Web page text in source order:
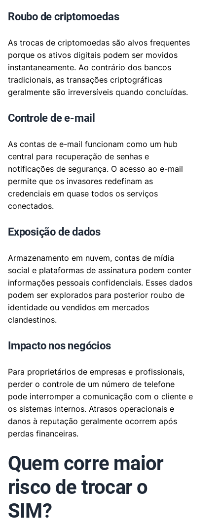
Roubo de criptomoedas
As trocas de criptomoedas são alvos frequentes
porque os ativos digitais podem ser movidos
instantaneamente. Ao contrário dos bancos
tradicionais, as transações criptográficas
geralmente são irreversíveis quando concluídas.
Controle de e-mail
As contas de e-mail funcionam como um hub
central para recuperação de senhas e
notificações de segurança. O acesso ao e-mail
permite que os invasores redefinam as
credenciais em quase todos os serviços
conectados.
Exposição de dados
Armazenamento em nuvem, contas de mídia
social e plataformas de assinatura podem conter
informações pessoais confidenciais. Esses dados
podem ser explorados para posterior roubo de
identidade ou vendidos em mercados
clandestinos.
Impacto nos negócios
Para proprietários de empresas e profissionais,
perder o controle de um número de telefone
pode interromper a comunicação com o cliente e
os sistemas internos. Atrasos operacionais e
danos à reputação geralmente ocorrem após
perdas financeiras.
Quem corre maior
risco de trocar o
SIM?